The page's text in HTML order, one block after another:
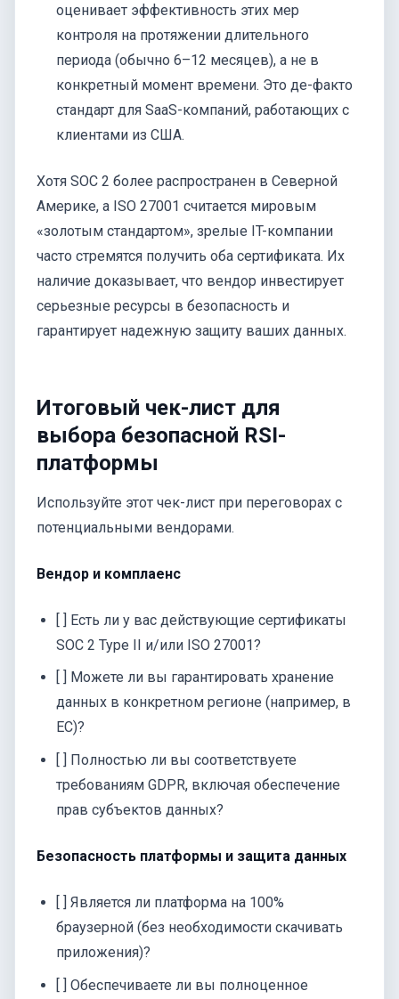
оценивает эффективность этих мер
контроля на протяжении длительного
периода (обычно 6–12 месяцев), а не в
конкретный момент времени. Это де-факто
стандарт для SaaS-компаний, работающих с
клиентами из США.
Хотя SOC 2 более распространен в Северной
Америке, а ISO 27001 считается мировым
«золотым стандартом», зрелые IT-компании
часто стремятся получить оба сертификата. Их
наличие доказывает, что вендор инвестирует
серьезные ресурсы в безопасность и
гарантирует надежную защиту ваших данных.
Итоговый чек-лист для
выбора безопасной RSI-
платформы
Используйте этот чек-лист при переговорах с
потенциальными вендорами.
Вендор и комплаенс
[ ] Есть ли у вас действующие сертификаты
SOC 2 Type II и/или ISO 27001?
[ ] Можете ли вы гарантировать хранение
данных в конкретном регионе (например, в
ЕС)?
[ ] Полностью ли вы соответствуете
требованиям GDPR, включая обеспечение
прав субъектов данных?
Безопасность платформы и защита данных
[ ] Является ли платформа на 100%
браузерной (без необходимости скачивать
приложения)?
[ ] Обеспечиваете ли вы полноценное